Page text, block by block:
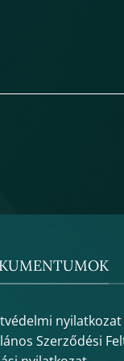
nyilatkozat
Szerződési